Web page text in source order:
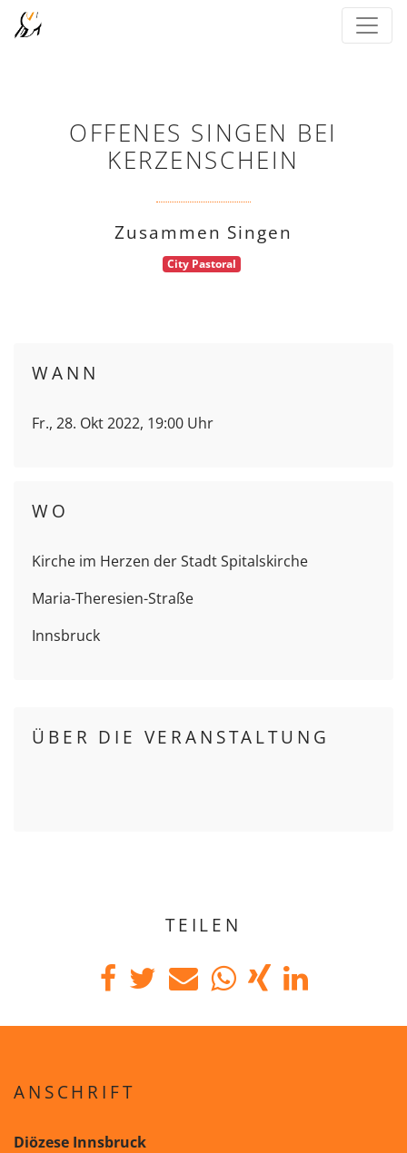
OFFENES SINGEN BEI
KERZENSCHEIN
Zusammen Singen
City Pastoral
WANN
Fr., 28. Okt 2022, 19:00 Uhr
WO
Kirche im Herzen der Stadt Spitalskirche
Maria-Theresien-Straße
Innsbruck
ÜBER DIE VERANSTALTUNG
TEILEN
ANSCHRIFT
Diözese Innsbruck